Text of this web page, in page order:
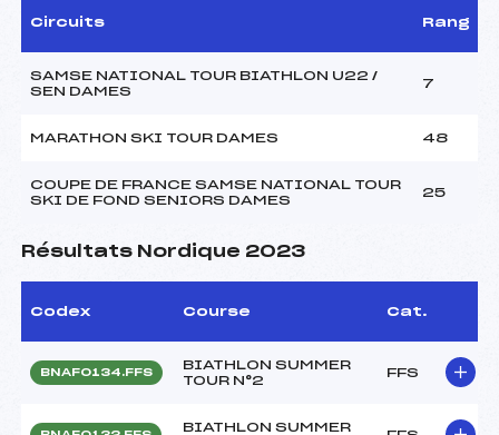
Circuits Rang
SAMSE NATIONAL TOUR BIATHLON U22 /
SEN DAMES
7
MARATHON SKI TOUR DAMES 48
COUPE DE FRANCE SAMSE NATIONAL TOUR
SKI DE FOND SENIORS DAMES
25
Résultats Nordique 2023
Codex Course Cat.
BNAF0134.FFS
BIATHLON SUMMER
TOUR N°2
FFS
BIATHLON SUMMER